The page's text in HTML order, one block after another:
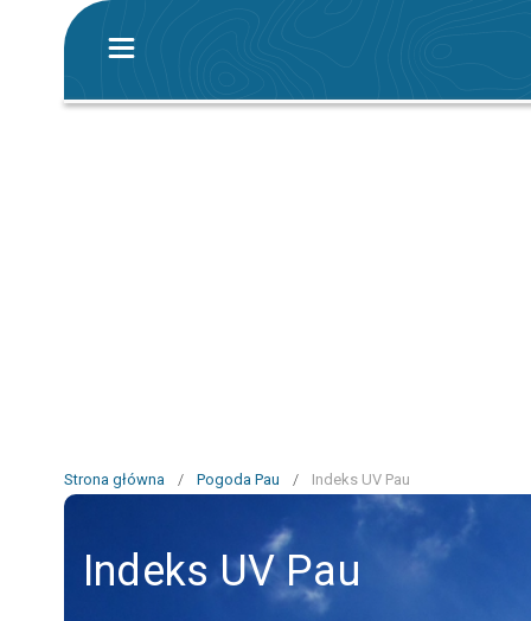
Strona główna / Pogoda Pau / Indeks UV Pau
Indeks UV Pau